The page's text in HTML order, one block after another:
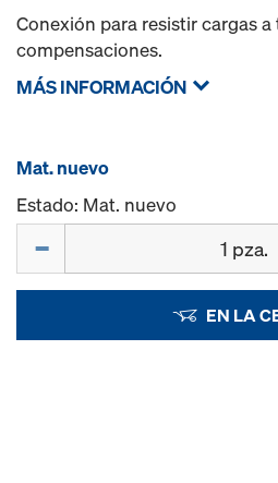
Conexión para resistir cargas
compensaciones.
MÁS INFORMACIÓN
Mat. nuevo
Estado: Mat. nuevo
EN LA